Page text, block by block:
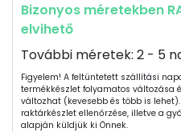
Bizonyos méretekben
elvihető
További méretek: 2 - 5
Figyelem! A feltüntetett szállítási
termékkészlet folyamatos változása
változhat (kevesebb és több is
raktárkészlet ellenőrzése, illetve a
alapján küldjük ki Önnek.